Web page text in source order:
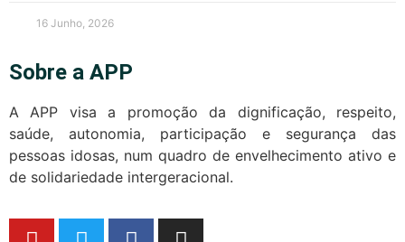
16 Junho, 2026
Sobre a APP
A APP visa a promoção da dignificação, respeito,
saúde, autonomia, participação e segurança das
pessoas idosas, num quadro de envelhecimento ativo e
de solidariedade intergeracional.